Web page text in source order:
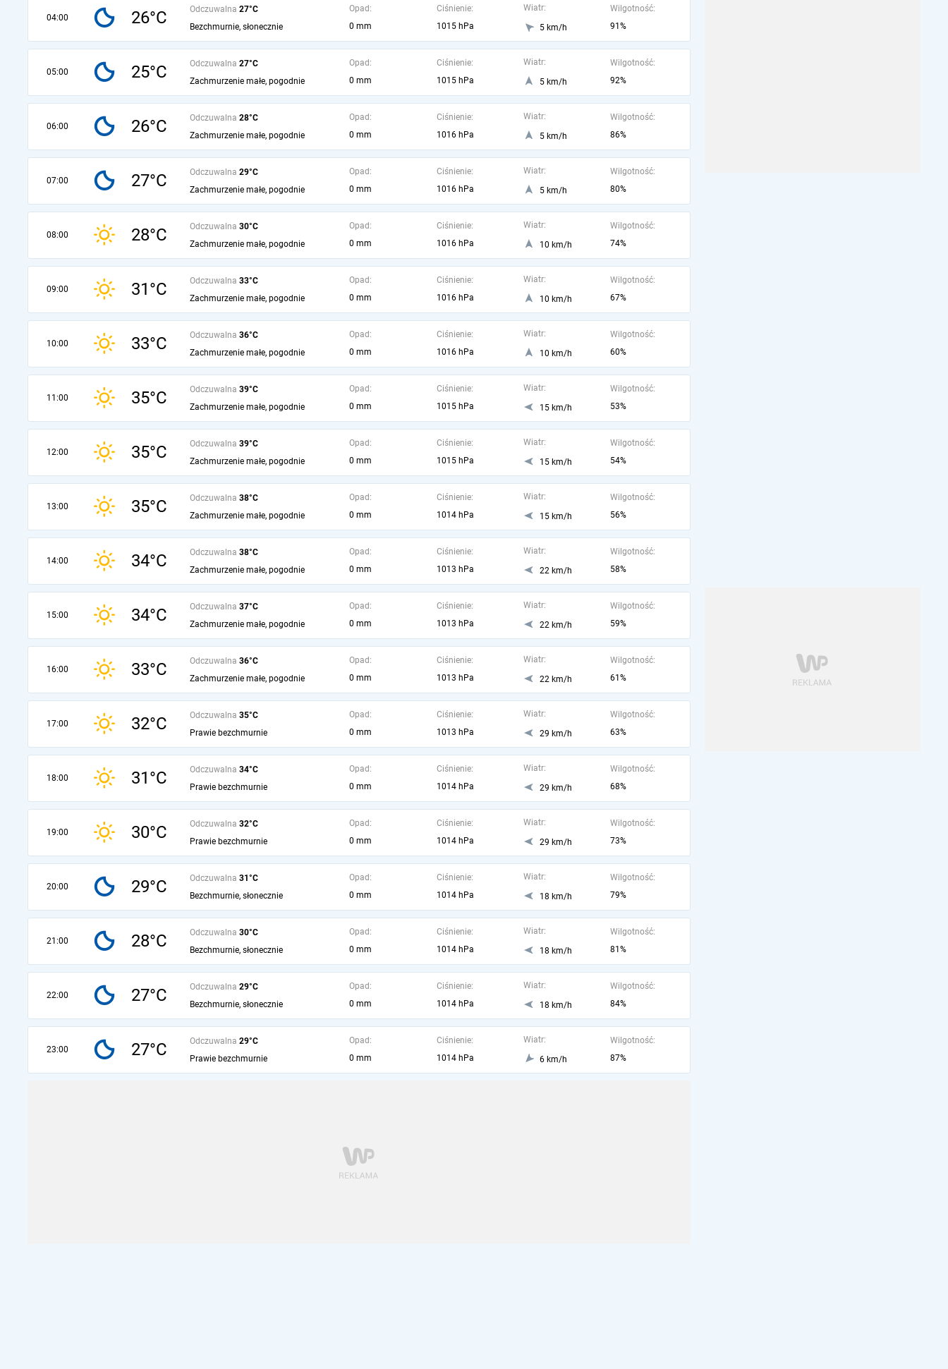
04:00 26°C Odczuwalna 27°C
Bezchmurnie, słonecznie
Opad:
0 mm
Ciśnienie:
1015 hPa
Wiatr:
5 km/h
Wilgotność:
91%
05:00 25°C Odczuwalna 27°C
Zachmurzenie małe, pogodnie
Opad:
0 mm
Ciśnienie:
1015 hPa
Wiatr:
5 km/h
Wilgotność:
92%
06:00 26°C Odczuwalna 28°C
Zachmurzenie małe, pogodnie
Opad:
0 mm
Ciśnienie:
1016 hPa
Wiatr:
5 km/h
Wilgotność:
86%
07:00 27°C Odczuwalna 29°C
Zachmurzenie małe, pogodnie
Opad:
0 mm
Ciśnienie:
1016 hPa
Wiatr:
5 km/h
Wilgotność:
80%
08:00 28°C Odczuwalna 30°C
Zachmurzenie małe, pogodnie
Opad:
0 mm
Ciśnienie:
1016 hPa
Wiatr:
10 km/h
Wilgotność:
74%
09:00 31°C Odczuwalna 33°C
Zachmurzenie małe, pogodnie
Opad:
0 mm
Ciśnienie:
1016 hPa
Wiatr:
10 km/h
Wilgotność:
67%
10:00 33°C Odczuwalna 36°C
Zachmurzenie małe, pogodnie
Opad:
0 mm
Ciśnienie:
1016 hPa
Wiatr:
10 km/h
Wilgotność:
60%
11:00 35°C Odczuwalna 39°C
Zachmurzenie małe, pogodnie
Opad:
0 mm
Ciśnienie:
1015 hPa
Wiatr:
15 km/h
Wilgotność:
53%
12:00 35°C Odczuwalna 39°C
Zachmurzenie małe, pogodnie
Opad:
0 mm
Ciśnienie:
1015 hPa
Wiatr:
15 km/h
Wilgotność:
54%
13:00 35°C Odczuwalna 38°C
Zachmurzenie małe, pogodnie
Opad:
0 mm
Ciśnienie:
1014 hPa
Wiatr:
15 km/h
Wilgotność:
56%
14:00 34°C Odczuwalna 38°C
Zachmurzenie małe, pogodnie
Opad:
0 mm
Ciśnienie:
1013 hPa
Wiatr:
22 km/h
Wilgotność:
58%
15:00 34°C Odczuwalna 37°C
Zachmurzenie małe, pogodnie
Opad:
0 mm
Ciśnienie:
1013 hPa
Wiatr:
22 km/h
Wilgotność:
59%
16:00 33°C Odczuwalna 36°C
Zachmurzenie małe, pogodnie
Opad:
0 mm
Ciśnienie:
1013 hPa
Wiatr:
22 km/h
Wilgotność:
61%
17:00 32°C Odczuwalna 35°C
Prawie bezchmurnie
Opad:
0 mm
Ciśnienie:
1013 hPa
Wiatr:
29 km/h
Wilgotność:
63%
18:00 31°C Odczuwalna 34°C
Prawie bezchmurnie
Opad:
0 mm
Ciśnienie:
1014 hPa
Wiatr:
29 km/h
Wilgotność:
68%
19:00 30°C Odczuwalna 32°C
Prawie bezchmurnie
Opad:
0 mm
Ciśnienie:
1014 hPa
Wiatr:
29 km/h
Wilgotność:
73%
20:00 29°C Odczuwalna 31°C
Bezchmurnie, słonecznie
Opad:
0 mm
Ciśnienie:
1014 hPa
Wiatr:
18 km/h
Wilgotność:
79%
21:00 28°C Odczuwalna 30°C
Bezchmurnie, słonecznie
Opad:
0 mm
Ciśnienie:
1014 hPa
Wiatr:
18 km/h
Wilgotność:
81%
22:00 27°C Odczuwalna 29°C
Bezchmurnie, słonecznie
Opad:
0 mm
Ciśnienie:
1014 hPa
Wiatr:
18 km/h
Wilgotność:
84%
23:00 27°C Odczuwalna 29°C
Prawie bezchmurnie
Opad:
0 mm
Ciśnienie:
1014 hPa
Wiatr:
6 km/h
Wilgotność:
87%